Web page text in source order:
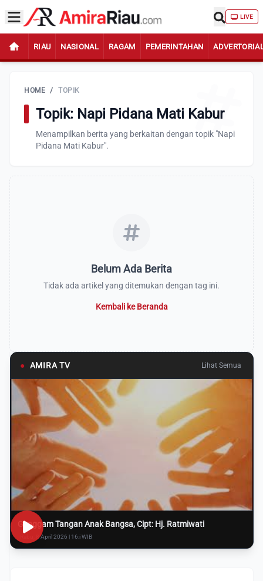
LIVE
RIAU NASIONAL RAGAM PEMERINTAHAN
HOME / TOPIK
Topik: Napi Pidana Mati Kabur
Menampilkan berita yang berkaitan dengan topik "Napi
Pidana Mati Kabur".
Belum Ada Berita
Tidak ada artikel yang ditemukan dengan tag ini.
Kembali ke Beranda
● AMIRA TV Lihat Semua
Genggam Tangan Anak Bangsa, Cipt: Hj. Ratmiwati
Rabu, 8 April 2026 | 16:i WIB